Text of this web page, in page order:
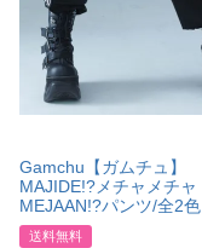
Gamchu【ガムチュ】
MAJIDE!?メチャメチャ
MEJAAN!?パンツ/全2色
送料無料